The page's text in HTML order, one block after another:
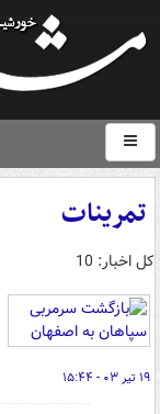
تمرینات
کل اخبار: 10
۱۹ تیر ۰۳ - ۱۵:۴۴